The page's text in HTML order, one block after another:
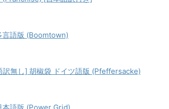
言語版 (Boomtown)
無し] 胡椒袋 ドイツ語版 (Pfeffersacke)